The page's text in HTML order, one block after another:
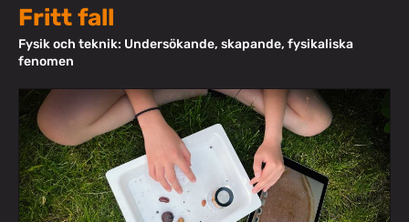
Fritt fall
Fysik och teknik: Undersökande, skapande, fysikaliska
fenomen